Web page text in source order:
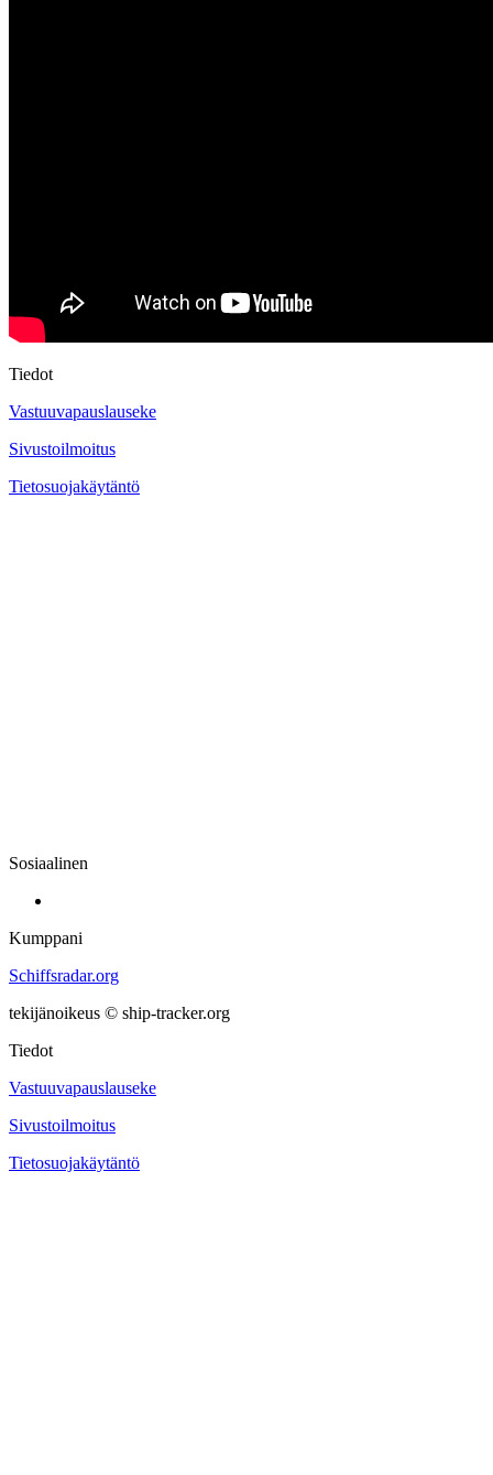
Tiedot
Vastuuvapauslauseke
Sivustoilmoitus
Tietosuojakäytäntö
Sosiaalinen
Kumppani
Schiffsradar.org
tekijänoikeus © ship-tracker.org
Tiedot
Vastuuvapauslauseke
Sivustoilmoitus
Tietosuojakäytäntö